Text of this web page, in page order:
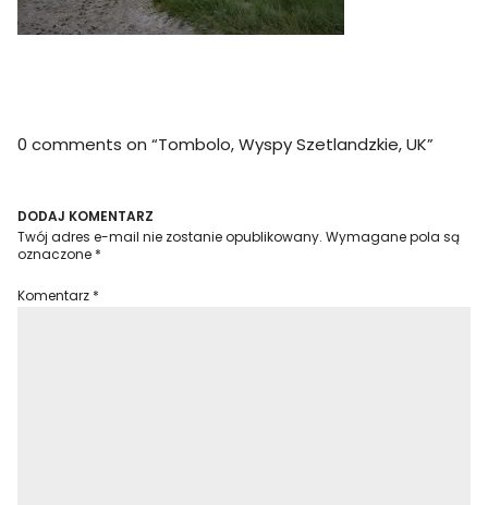
Dom na kółkach
0 comments on “Tombolo, Wyspy Szetlandzkie, UK”
DODAJ KOMENTARZ
Twój adres e-mail nie zostanie opublikowany. Wymagane pola są
oznaczone *
Komentarz *